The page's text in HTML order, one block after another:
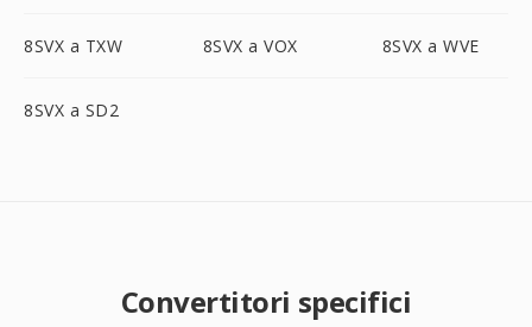
8SVX a TXW 8SVX a VOX 8SVX a WVE
8SVX a SD2
Convertitori specifici